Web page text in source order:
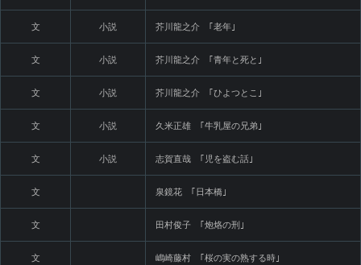
文 小説 芥川龍之介 ｢老年｣
文 小説 芥川龍之介 ｢青年と死と｣
文 小説 芥川龍之介 ｢ひよつとこ｣
文 小説 久米正雄 ｢牛乳屋の兄弟｣
文 小説 志賀直哉 ｢児を盗む話｣
文 泉鏡花 ｢日本橋｣
文 田村俊子 ｢炮烙の刑｣
文 嶋崎藤村 ｢桜の実の熟する時｣